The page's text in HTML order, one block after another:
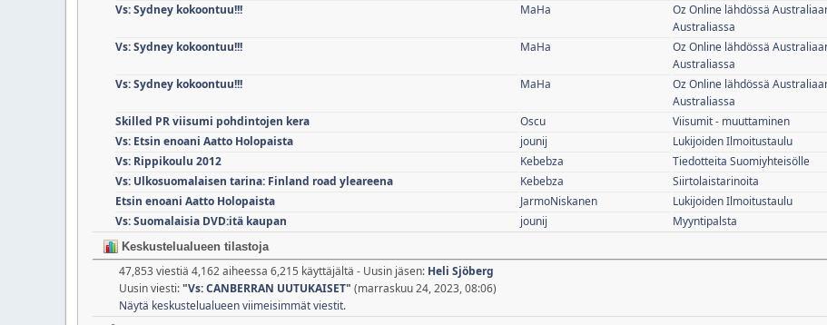
Vs: Sydney kokoontuu!!! MaHa
Oz Online lähdössä
Australiassa
Vs: Sydney kokoontuu!!! MaHa
Oz Online lähdössä
Australiassa
Vs: Sydney kokoontuu!!! MaHa
Oz Online lähdössä
Australiassa
Skilled PR viisumi pohdintojen kera Oscu Viisumit - muuttaminen
Vs: Etsin enoani Aatto Holopaista
jounij Lukijoiden Ilmoitustaulu
Vs: Rippikoulu 2012
Kebebza Tiedotteita Suomiyhteisölle
Vs: Ulkosuomalaisen tarina: Finland road yleareena
Kebebza Siirtolaistarinoita
Etsin enoani Aatto Holopaista
JarmoNiskanen Lukijoiden Ilmoitustaulu
Vs: Suomalaisia DVD:itä kaupan
jounij Myyntipalsta
Keskustelualueen tilastoja
47,853 viestiä 4,162 aiheessa 6,215 käyttäjältä - Uusin jäsen: Heli Sjöberg
Uusin viesti:"Vs: CANBERRAN UUTUKAISET" (marraskuu 24, 2023, 08:06)
Näytä keskustelualueen viimeisimmät viestit.